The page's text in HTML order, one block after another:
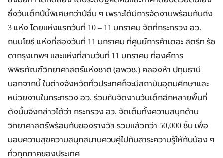
ซึ่งวันเด็กปีนี้พิเศษกว่าปีอื่น ๆ เพราะได้มีการจัดงานพร้อมกันถึง
3 แห่ง โดยแห่งแรกวันที่ 10 – 11 มกราคม จัดที่กระทรวง อว.
ถนนโยธี แห่งที่สองวันที่ 11 มกราคม ที่ศูนย์การค้าเดอะ สตรีท รัช
ดากรุงเทพฯ และแห่งที่สามวันที่ 11 มกราคม ที่องค์การ
พิพิธภัณฑ์วิทยาศาสตร์แห่งชาติ (อพวช.) คลองห้า ปทุมธานี
นอกจากนี้ ในต่างจังหวัดทั่วประเทศก็จะมีสถาบันอุดมศึกษาและ
หน่วยงานในกระทรวง อว. ร่วมกันจัดงานวันเด็กอีกหลายพื้นที่
ดังนั้นจึงกล่าวได้ว่า กระทรวง อว. จัดเต็มทั้งความสนุกด้าน
วิทยาศาสตร์พร้อมกับของรางวัล รวมแล้วกว่า 50,000 ชิ้น เพื่อ
มอบความสุขความสนุกสนานควบคู่ไปกับสาระความรู้ให้กับน้อง ๆ
ทั่วทุกภาคของประเทศ